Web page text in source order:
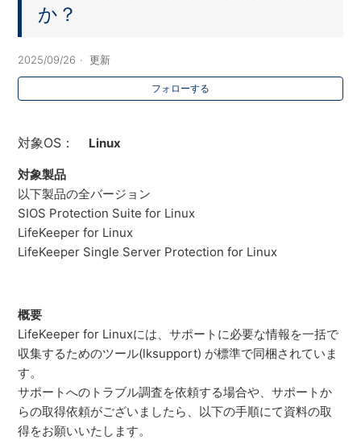
か？
2025/09/26 更新
フォローする
対象OS： Linux
対象製品
以下製品の全バージョン
SIOS Protection Suite for Linux
LifeKeeper for Linux
LifeKeeper Single Server Protection for Linux
概要
LifeKeeper for Linuxには、サポートに必要な情報を一括で
収集するためのツール(lksupport) が標準で同梱されていま
す。
サポートへのトラブル調査を依頼する場合や、サポートか
らの取得依頼がございましたら、以下の手順にて資料の取
得をお願いいたします。